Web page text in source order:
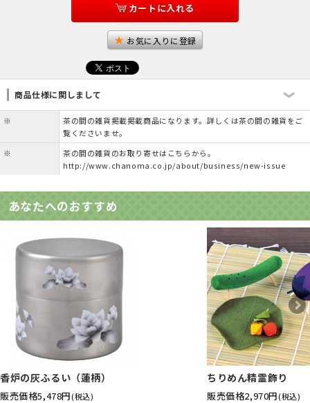
カートに入れる
お気に入りに登録
商品仕様に関しまして
※
茶の間の雑貨掲載掲載商品になります。詳しくは茶の間の雑貨をご
覧くださいませ。
※
茶の間の雑貨のお取り寄せはこちらから。
http://www.chanoma.co.jp/about/business/new-issue
あなたへのおすすめ
香炉の灰ふるい（蓮柄）
販売価格5,478円(税込)
ちりめん精霊飾り
販売価格2,970円(税込)